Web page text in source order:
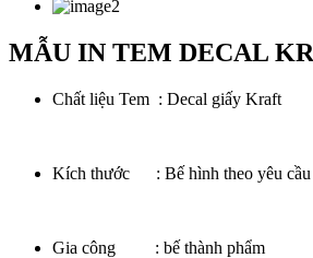
MẪU IN TEM DECAL
Chất liệu Tem : Decal giấy Kraft
Kích thước : Bế hình theo yêu cầu
Gia công : bế thành phẩm